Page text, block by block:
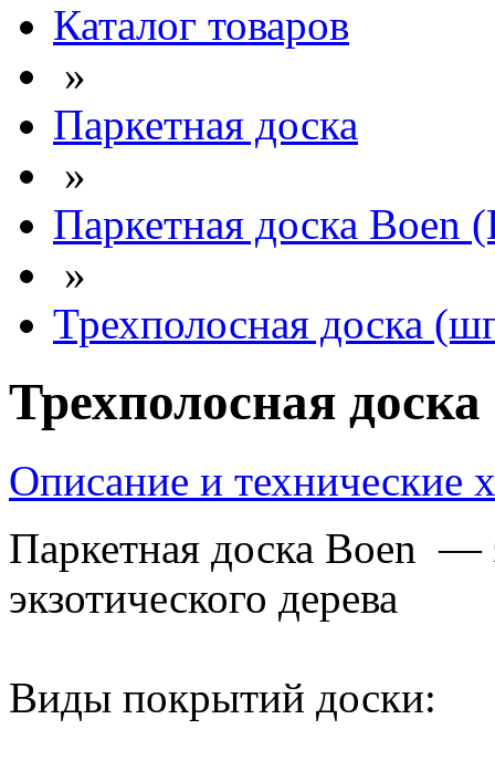
Каталог товаров
»
Паркетная доска
»
Паркетная доска Boen
»
Трехполосная доска
Трехполосная
Описание и технические
Паркетная доска Boen —
экзотического дерева
Виды покрытий доски: